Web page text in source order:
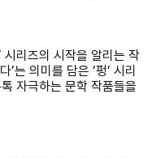
시리즈의 시작을 알리는 작
’는 의미를 담은‘펑’시리
자극하는 문학 작품들을